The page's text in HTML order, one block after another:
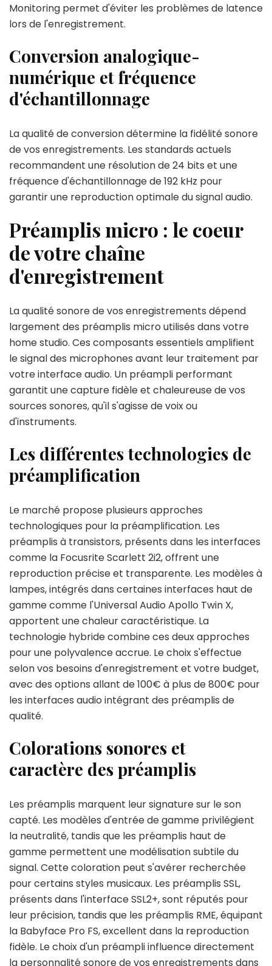
Monitoring permet d'éviter les problèmes de latence
lors de l'enregistrement.
Conversion analogique-
numérique et fréquence
d'échantillonnage
La qualité de conversion détermine la fidélité sonore
de vos enregistrements. Les standards actuels
recommandent une résolution de 24 bits et une
fréquence d'échantillonnage de 192 kHz pour
garantir une reproduction optimale du signal audio.
Préamplis micro : le coeur
de votre chaîne
d'enregistrement
La qualité sonore de vos enregistrements dépend
largement des préamplis micro utilisés dans votre
home studio. Ces composants essentiels amplifient
le signal des microphones avant leur traitement par
votre interface audio. Un préampli performant
garantit une capture fidèle et chaleureuse de vos
sources sonores, qu'il s'agisse de voix ou
d'instruments.
Les différentes technologies de
préamplification
Le marché propose plusieurs approches
technologiques pour la préamplification. Les
préamplis à transistors, présents dans les interfaces
comme la Focusrite Scarlett 2i2, offrent une
reproduction précise et transparente. Les modèles à
lampes, intégrés dans certaines interfaces haut de
gamme comme l'Universal Audio Apollo Twin X,
apportent une chaleur caractéristique. La
technologie hybride combine ces deux approches
pour une polyvalence accrue. Le choix s'effectue
selon vos besoins d'enregistrement et votre budget,
avec des options allant de 100€ à plus de 800€ pour
les interfaces audio intégrant des préamplis de
qualité.
Colorations sonores et
caractère des préamplis
Les préamplis marquent leur signature sur le son
capté. Les modèles d'entrée de gamme privilégient
la neutralité, tandis que les préamplis haut de
gamme permettent une modélisation subtile du
signal. Cette coloration peut s'avérer recherchée
pour certains styles musicaux. Les préamplis SSL,
présents dans l'interface SSL2+, sont réputés pour
leur précision, tandis que les préamplis RME, équipant
la Babyface Pro FS, excellent dans la reproduction
fidèle. Le choix d'un préampli influence directement
la personnalité sonore de vos enregistrements dans